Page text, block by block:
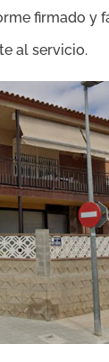
firmado y
al servicio.